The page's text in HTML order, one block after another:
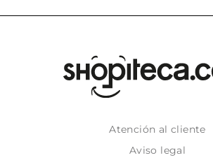
Atención al cliente
Aviso legal